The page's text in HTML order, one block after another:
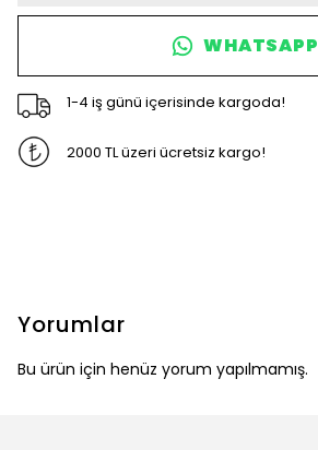
WHATSAPP
1-4 iş günü içerisinde kargoda!
2000 TL üzeri ücretsiz kargo!
Yorumlar
Bu ürün için henüz yorum yapılmamış.